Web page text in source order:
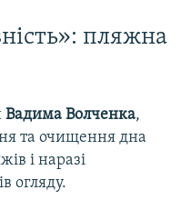
пляжна
Вадима Волченка,
та очищення дна
і наразі
огляду.